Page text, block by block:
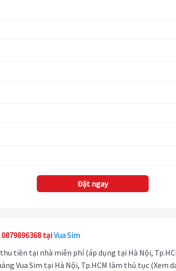
Đặt ngay
tạiVua Sim
tiền tại nhà miễn phí (áp dụng tại Hà Nội,
Vua Sim tại Hà Nội, Tp.HCM làm thủ tục (Xem